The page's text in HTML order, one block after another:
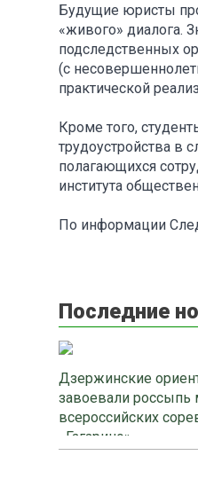
Будущие юристы
«живого» диалога.
подследственных
(с
практической
Кроме того,
трудоустройства в
полагающихся
института
По информации
Последние
Дзержинские
завоевали россыпь
всероссийских
«Гагарино»